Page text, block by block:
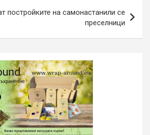
постройките на самонастанили се
преселници